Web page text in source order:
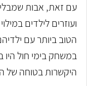
עם זאת, אבות
ועוזרים לילדים
הטוב ביותר עם
במשחק בימי חול
היקשרות בטוחה של